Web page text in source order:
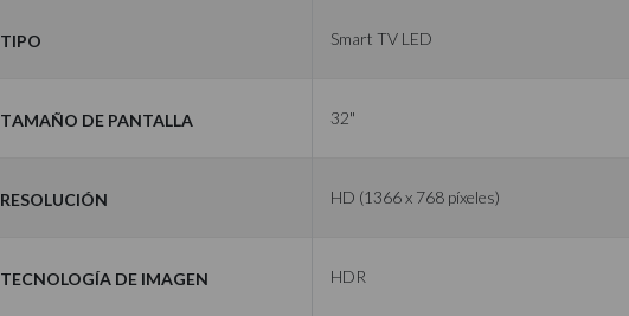
Tipo Smart TV LED
Tamaño de pantalla 32"
Resolución HD (1366 x 768 píxeles)
Tecnología de imagen HDR